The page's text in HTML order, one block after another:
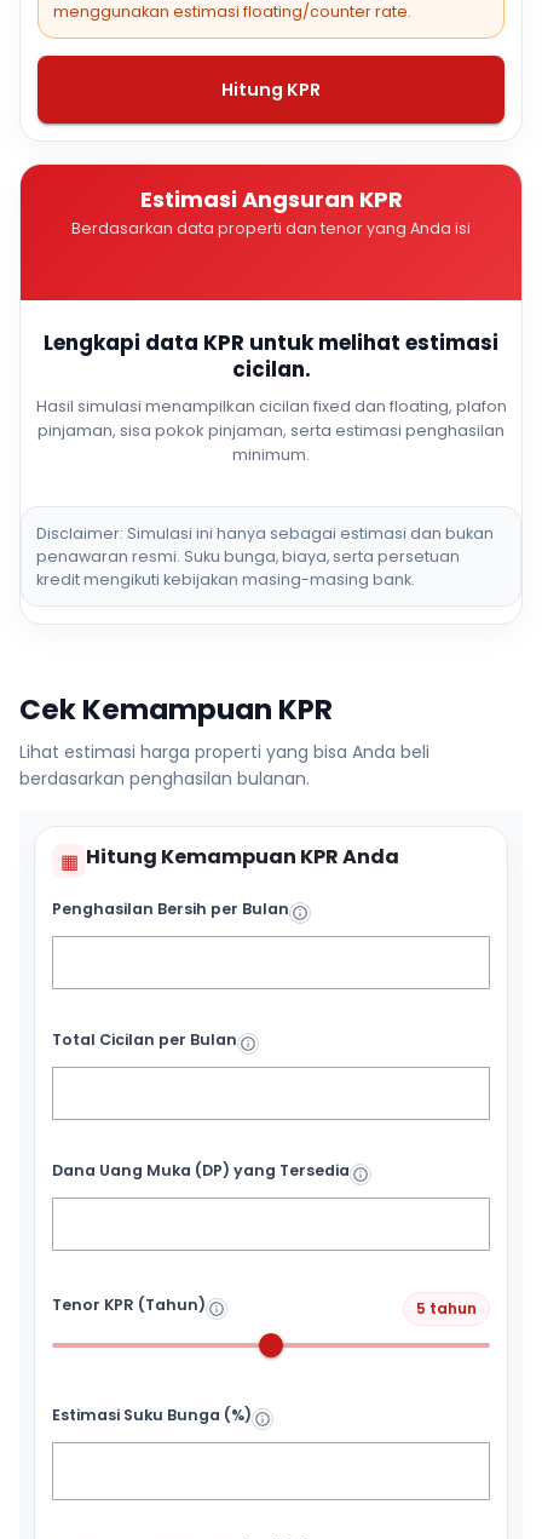
menggunakan estimasi floating/counter rate.
Hitung KPR
Estimasi Angsuran KPR
Berdasarkan data properti dan tenor yang Anda isi
Lengkapi data KPR untuk melihat estimasi
cicilan.
Hasil simulasi menampilkan cicilan fixed dan floating, plafon
pinjaman, sisa pokok pinjaman, serta estimasi penghasilan
minimum.
Disclaimer: Simulasi ini hanya sebagai estimasi dan bukan
penawaran resmi. Suku bunga, biaya, serta persetuan
kredit mengikuti kebijakan masing-masing bank.
Cek Kemampuan KPR
Lihat estimasi harga properti yang bisa Anda beli
berdasarkan penghasilan bulanan.
▦ Hitung Kemampuan KPR Anda
Penghasilan Bersih per Bulan
Total Cicilan per Bulan
Dana Uang Muka (DP) yang Tersedia
Tenor KPR (Tahun) 5 tahun
Estimasi Suku Bunga (%)